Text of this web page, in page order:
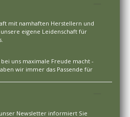
mit namhaften Herstellern und
eigene Leidenschaft für
uns maximale Freude macht -
wir immer das Passende für
Newsletter informiert Sie